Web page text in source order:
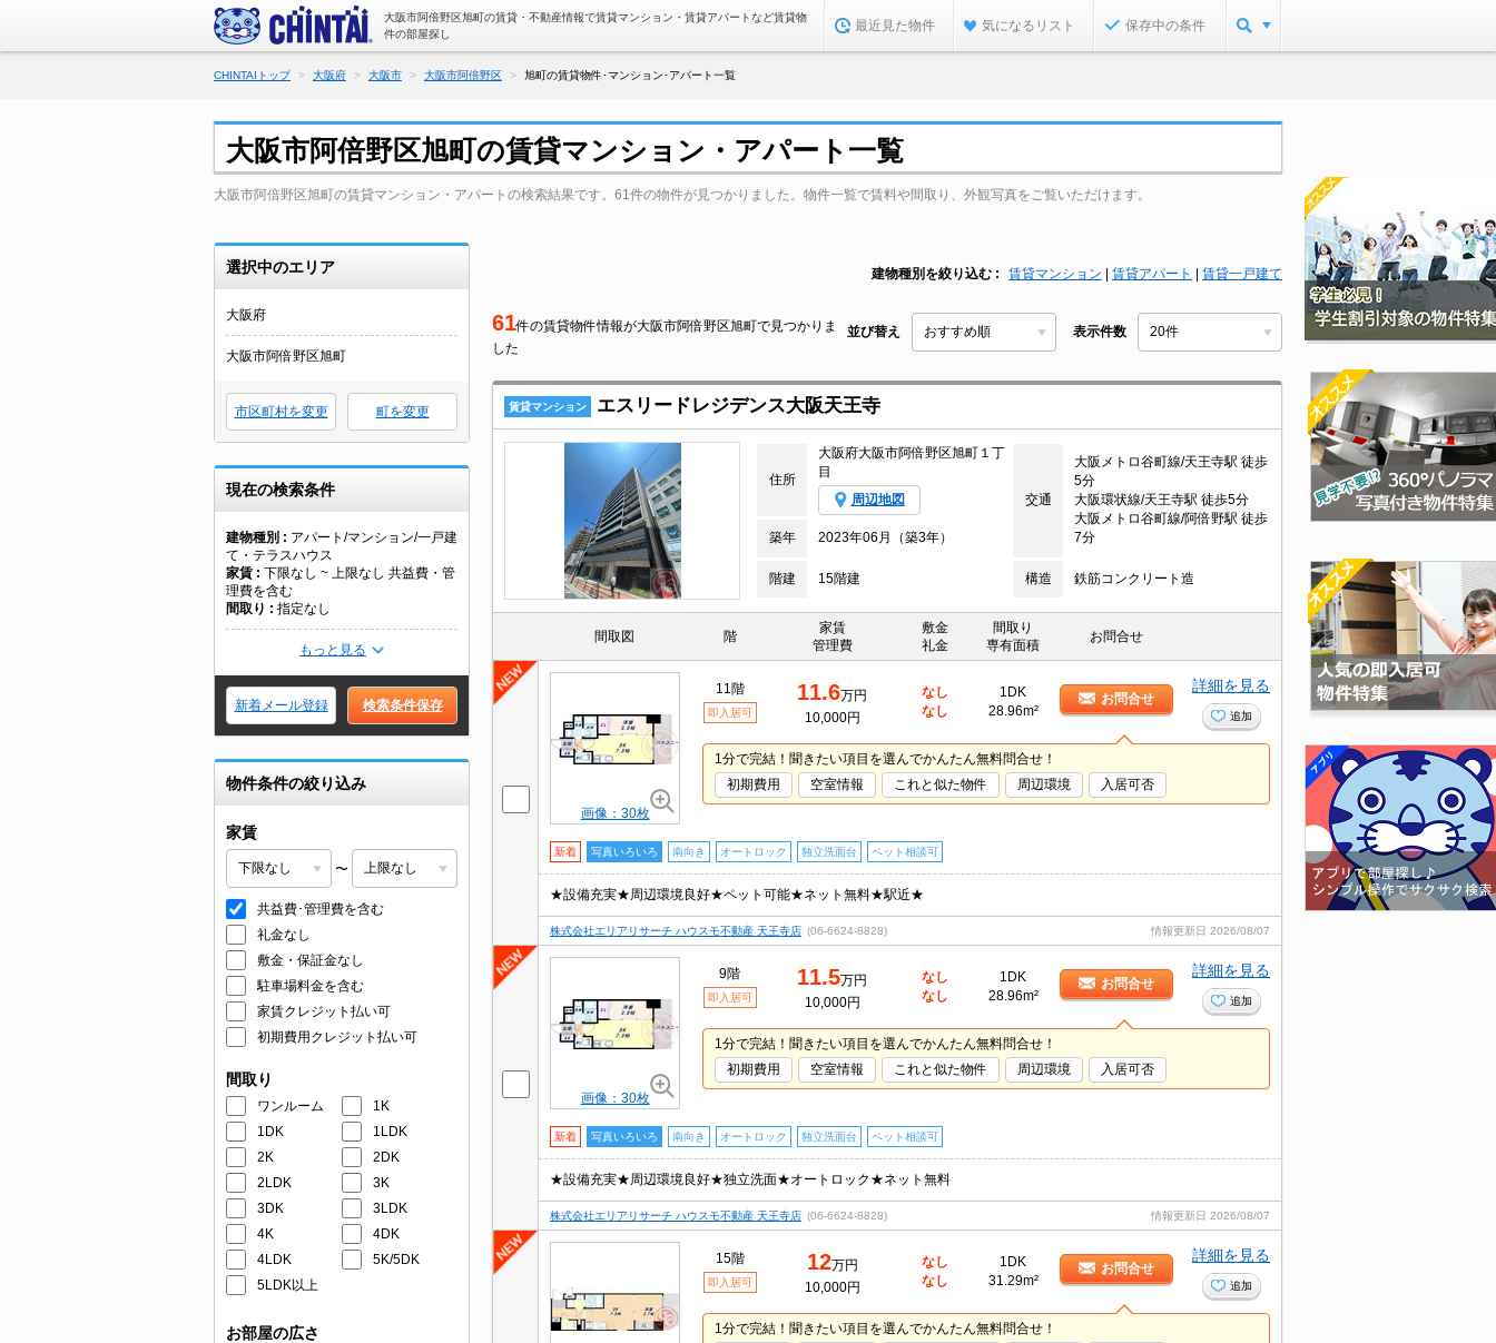
大阪市阿倍野区旭町の賃貸・不動産情報で賃貸マンション・賃貸アパートなど賃貸物
件の部屋探し
最近見た物件 気になるリスト 保存中の条件
CHINTAIトップ 大阪府 大阪市 大阪市阿倍野区 旭町の賃貸物件･マンション･アパート一覧
大阪市阿倍野区旭町の賃貸マンション・アパート一覧
大阪市阿倍野区旭町の賃貸マンション・アパートの検索結果です。61件の物件が見つかりました。物件一覧で賃料や間取り、外観写真をご覧いただけます。
選択中のエリア
大阪府
大阪市阿倍野区旭町
市区町村を変更 町を変更
現在の検索条件
建物種別
アパート/マンション/一戸建
て・テラスハウス
家賃
下限なし ~ 上限なし 共益費・管
理費を含む
間取り
指定なし
もっと見る
新着メール登録 検索条件保存
物件条件の絞り込み
家賃
〜
共益費･管理費を含む
礼金なし
敷金・保証金なし
駐車場料金を含む
家賃クレジット払い可
初期費用クレジット払い可
間取り
ワンルーム
1K
1DK
1LDK
2K
2DK
2LDK
3K
3DK
3LDK
4K
4DK
4LDK
5K/5DK
5LDK以上
お部屋の広さ
建物種別を絞り込む 賃貸マンション 賃貸アパート 賃貸一戸建て
61件の賃貸物件情報が大阪市阿倍野区旭町で見つかりま
した
並び替え 表示件数
賃貸マンション エスリードレジデンス大阪天王寺
住所
大阪府大阪市阿倍野区旭町１丁
目
周辺地図 交通
大阪メトロ谷町線/天王寺駅 徒歩
5分
大阪環状線/天王寺駅 徒歩5分
大阪メトロ谷町線/阿倍野駅 徒歩
7分
築年 2023年06月（築3年）
階建 15階建 構造 鉄筋コンクリート造
間取図 階
家賃
管理費
敷金
礼金
間取り
専有面積
お問合せ
画像：30枚
11階
即入居可
11.6万円
10,000円
なし
なし
1DK
28.96m²
お問合せ
詳細を見る
追加
1分で完結！聞きたい項目を選んでかんたん無料問合せ！
初期費用
空室情報 これと似た物件 周辺環境 入居可否
新着 写真いろいろ 南向き オートロック 独立洗面台 ペット相談可
★設備充実★周辺環境良好★ペット可能★ネット無料★駅近★
株式会社エリアリサーチ ハウスモ不動産 天王寺店 (06-6624-8828) 情報更新日 2026/08/07
画像：30枚
9階
即入居可
11.5万円
10,000円
なし
なし
1DK
28.96m²
お問合せ
詳細を見る
追加
1分で完結！聞きたい項目を選んでかんたん無料問合せ！
初期費用
空室情報 これと似た物件 周辺環境 入居可否
新着 写真いろいろ 南向き オートロック 独立洗面台 ペット相談可
★設備充実★周辺環境良好★独立洗面★オートロック★ネット無料
株式会社エリアリサーチ ハウスモ不動産 天王寺店 (06-6624-8828) 情報更新日 2026/08/07
15階
即入居可
12万円
10,000円
なし
なし
1DK
31.29m²
お問合せ
詳細を見る
追加
1分で完結！聞きたい項目を選んでかんたん無料問合せ！